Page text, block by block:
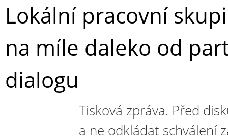
Lokální pracovní
na míle daleko od
dialogu
Tisková zpráva. Před
a ne odkládat schválení